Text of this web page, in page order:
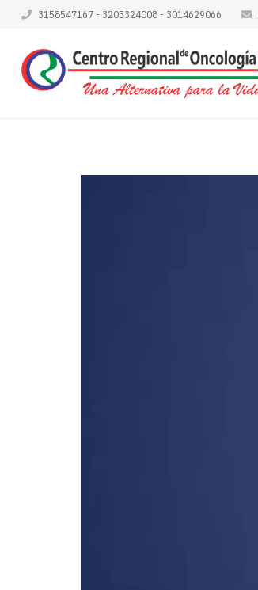
3158547167 - 3205324008 - 3014629066